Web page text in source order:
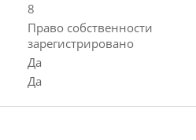
8
Право собственности
зарегистрировано
Да
Да